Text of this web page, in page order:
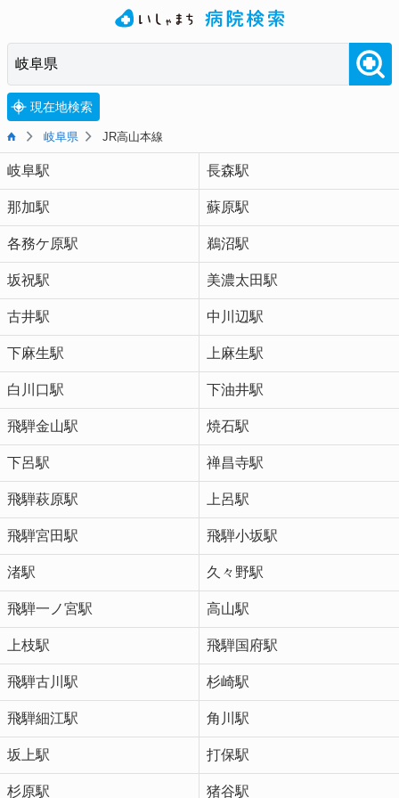
現在地検索
岐阜県 JR高山本線
岐阜駅 長森駅
那加駅 蘇原駅
各務ケ原駅 鵜沼駅
坂祝駅 美濃太田駅
古井駅 中川辺駅
下麻生駅 上麻生駅
白川口駅 下油井駅
飛騨金山駅 焼石駅
下呂駅 禅昌寺駅
飛騨萩原駅 上呂駅
飛騨宮田駅 飛騨小坂駅
渚駅 久々野駅
飛騨一ノ宮駅 高山駅
上枝駅 飛騨国府駅
飛騨古川駅 杉崎駅
飛騨細江駅 角川駅
坂上駅 打保駅
杉原駅 猪谷駅